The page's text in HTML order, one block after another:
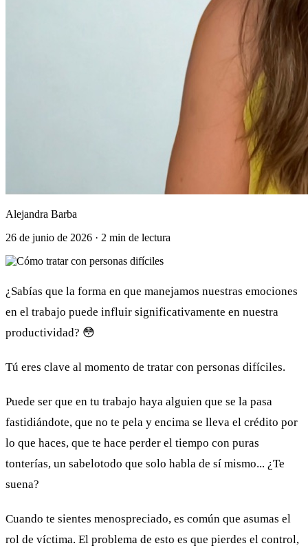
Alejandra Barba
26 de junio de 2026 · 2 min de lectura
¿Sabías que la forma en que manejamos nuestras emociones
en el trabajo puede influir significativamente en nuestra
productividad? 😳
Tú eres clave al momento de tratar con personas difíciles.
Puede ser que en tu trabajo haya alguien que se la pasa
fastidiándote, que no te pela y encima se lleva el crédito por
lo que haces, que te hace perder el tiempo con puras
tonterías, un sabelotodo que solo habla de sí mismo... ¿Te
suena?
Cuando te sientes menospreciado, es común que asumas el
rol de víctima. El problema de esto es que pierdes el control,